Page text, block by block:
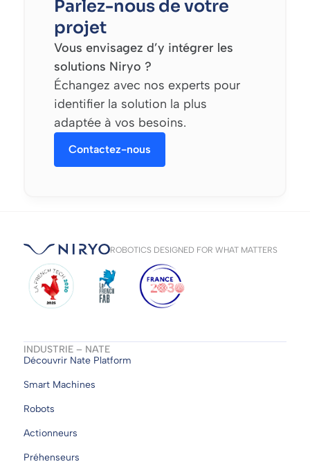
Parlez-nous de votre
projet
Vous envisagez d’y intégrer les
solutions Niryo ?
Échangez avec nos experts pour
identifier la solution la plus
adaptée à vos besoins.
Contactez-nous
ROBOTICS DESIGNED FOR WHAT MATTERS
INDUSTRIE – NATE
Découvrir Nate Platform
Smart Machines
Robots
Actionneurs
Préhenseurs